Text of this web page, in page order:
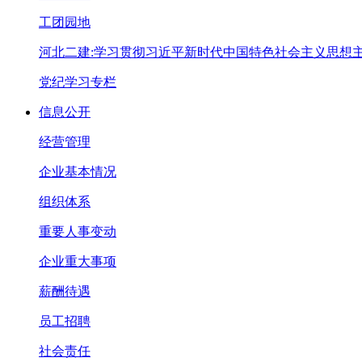
工团园地
河北二建:学习贯彻习近平新时代中国特色社会主义思想
党纪学习专栏
信息公开
经营管理
企业基本情况
组织体系
重要人事变动
企业重大事项
薪酬待遇
员工招聘
社会责任